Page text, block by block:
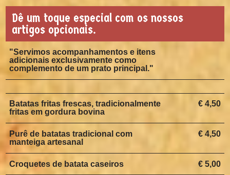
Dê um toque especial com os nossos
artigos opcionais.
"Servimos acompanhamentos e itens
adicionais exclusivamente como
complemento de um prato principal."
€ 4,50
Batatas fritas frescas, tradicionalmente
fritas em gordura bovina
€ 4,50
Purê de batatas tradicional com
manteiga artesanal
€ 5,00
Croquetes de batata caseiros